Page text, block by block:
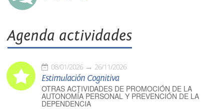
Agenda actividades
08/01/2026 26/11/2026
Estimulación Cognitiva
OTRAS ACTIVIDADES DE PROMOCIÓN DE LA
AUTONOMÍA PERSONAL Y PREVENCIÓN DE LA
DEPENDENCIA